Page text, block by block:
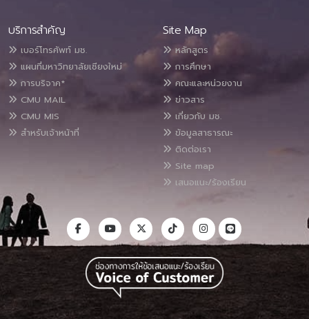
บริการสำคัญ
เบอร์โทรศัพท์ มช.
แผนที่มหาวิทยาลัยเชียงใหม่
การบริจาค*
CMU MAIL
CMU MIS
สำหรับเจ้าหน้าที่
Site Map
หลักสูตร
การศึกษา
คณะและหน่วยงาน
ข่าวสาร
เกี่ยวกับ มช.
ข้อมูลสาธารณะ
ติดต่อเรา
Site map
เสนอแนะ/ร้องเรียน